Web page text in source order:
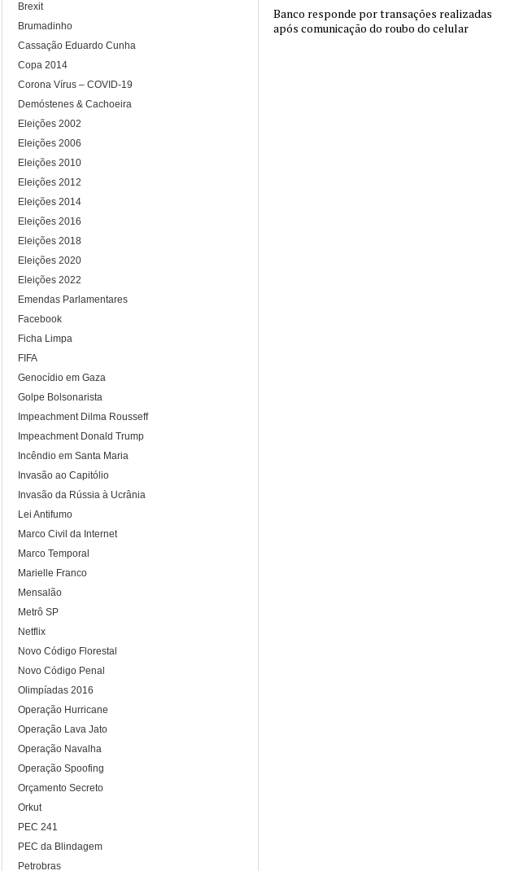
Banco responde por transações realizadas
após comunicação do roubo do celular
Brexit
Brumadinho
Cassação Eduardo Cunha
Copa 2014
Corona Vírus – COVID-19
Demóstenes & Cachoeira
Eleições 2002
Eleições 2006
Eleições 2010
Eleições 2012
Eleições 2014
Eleições 2016
Eleições 2018
Eleições 2020
Eleições 2022
Emendas Parlamentares
Facebook
Ficha Limpa
FIFA
Genocídio em Gaza
Golpe Bolsonarista
Impeachment Dilma Rousseff
Impeachment Donald Trump
Incêndio em Santa Maria
Invasão ao Capitólio
Invasão da Rússia à Ucrânia
Lei Antifumo
Marco Civil da Internet
Marco Temporal
Marielle Franco
Mensalão
Metrô SP
Netflix
Novo Código Florestal
Novo Código Penal
Olimpíadas 2016
Operação Hurricane
Operação Lava Jato
Operação Navalha
Operação Spoofing
Orçamento Secreto
Orkut
PEC 241
PEC da Blindagem
Petrobras